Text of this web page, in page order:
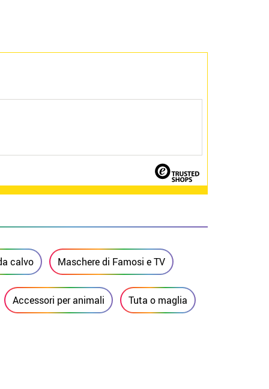
calvo Maschere di Famosi e TV
Accessori per animali Tuta o maglia